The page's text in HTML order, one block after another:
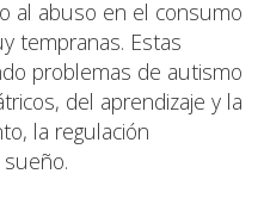
al abuso en el consumo
tempranas. Estas
problemas de autismo
del aprendizaje y la
la regulación